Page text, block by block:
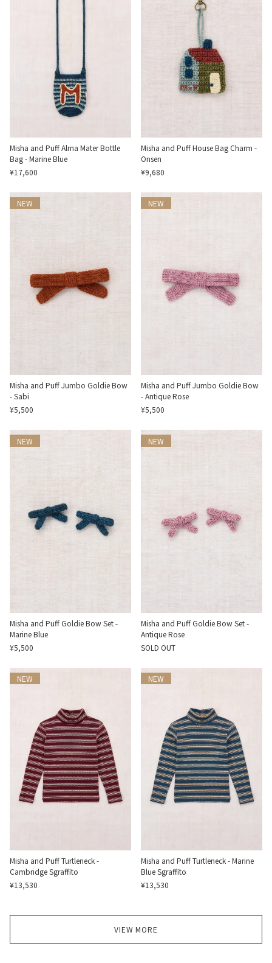
Misha and Puff Alma Mater Bottle
Bag - Marine Blue
¥17,600
Misha and Puff House Bag Charm -
Onsen
¥9,680
NEW
Misha and Puff Jumbo Goldie Bow
- Sabi
¥5,500
NEW
Misha and Puff Jumbo Goldie Bow
- Antique Rose
¥5,500
NEW
Misha and Puff Goldie Bow Set -
Marine Blue
¥5,500
NEW
Misha and Puff Goldie Bow Set -
Antique Rose
SOLD OUT
NEW
Misha and Puff Turtleneck -
Cambridge Sgraffito
¥13,530
NEW
Misha and Puff Turtleneck - Marine
Blue Sgraffito
¥13,530
VIEW MORE